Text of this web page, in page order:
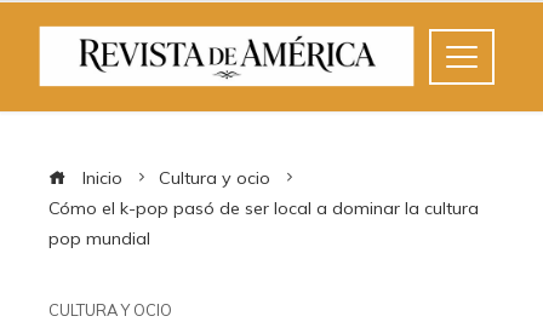
Inicio
Cultura y ocio
Cómo el k-pop pasó de ser local a dominar la cultura
pop mundial
CULTURA Y OCIO